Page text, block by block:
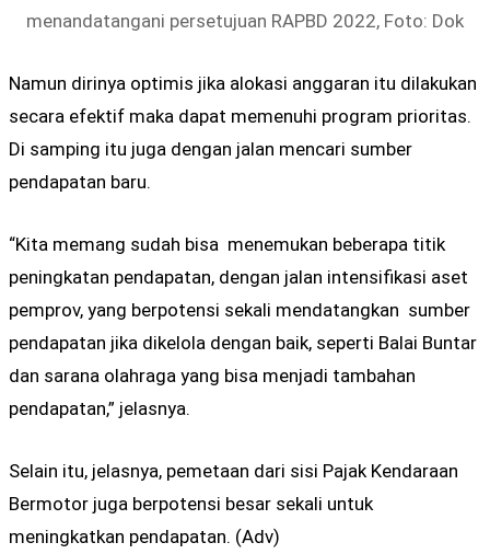
menandatangani persetujuan RAPBD 2022, Foto: Dok
Namun dirinya optimis jika alokasi anggaran itu dilakukan
secara efektif maka dapat memenuhi program prioritas.
Di samping itu juga dengan jalan mencari sumber
pendapatan baru.
“Kita memang sudah bisa menemukan beberapa titik
peningkatan pendapatan, dengan jalan intensifikasi aset
pemprov, yang berpotensi sekali mendatangkan sumber
pendapatan jika dikelola dengan baik, seperti Balai Buntar
dan sarana olahraga yang bisa menjadi tambahan
pendapatan,” jelasnya.
Selain itu, jelasnya, pemetaan dari sisi Pajak Kendaraan
Bermotor juga berpotensi besar sekali untuk
meningkatkan pendapatan. (Adv)